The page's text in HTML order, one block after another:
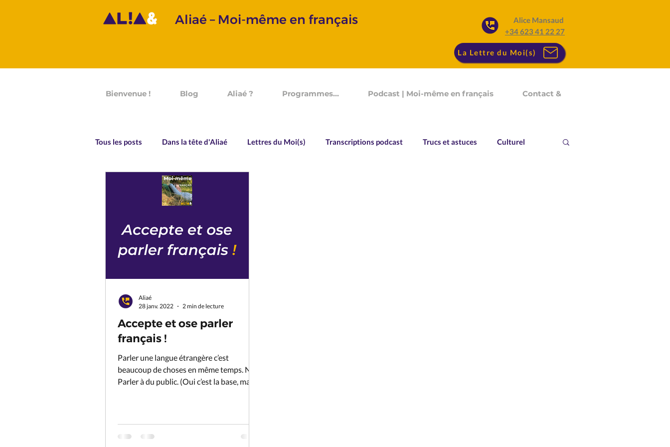
Aliaé – Moi-même en français
Alice Mansaud
+34 623 41 22 27
La Lettre du Moi(s)
Bienvenue ! Blog Aliaé ? Programmes... Podcast | Moi-même en français Contact &
Tous les posts Dans la tête d'Aliaé Lettres du Moi(s) Transcriptions podcast Trucs et astuces Culturel
Prononciation Grammaire
Accepte et ose parler
français !
Parler une langue étrangère c’est
beaucoup de choses en même temps. N°1
Parler à du public. (Oui c’est la base, mais
Aliaé
28 janv. 2022
2 min de lecture